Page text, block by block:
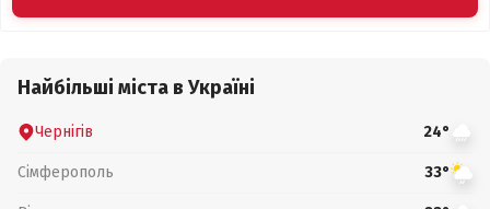
Найбільші міста в Україні
Чернігів 24°
Сімферополь 33°